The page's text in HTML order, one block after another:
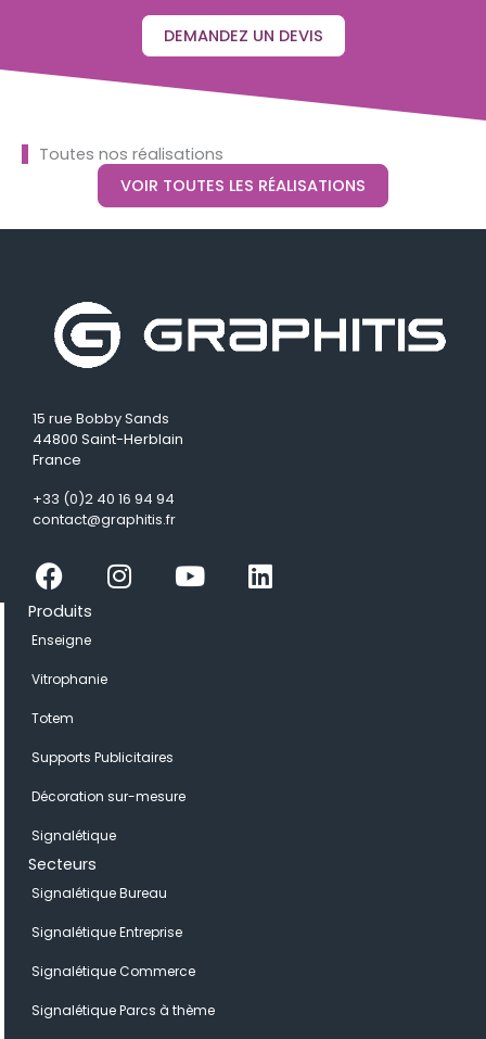
DEMANDEZ UN DEVIS
Toutes nos réalisations
VOIR TOUTES LES RÉALISATIONS
15 rue Bobby Sands
44800 Saint-Herblain
France
+33 (0)2 40 16 94 94
contact@graphitis.fr
FacebookInstagram
YoutubeLinkedin
Produits
Enseigne
Vitrophanie
Totem
Supports Publicitaires
Décoration sur-mesure
Signalétique
Secteurs
Signalétique Bureau
Signalétique Entreprise
Signalétique Commerce
Signalétique Parcs à thème